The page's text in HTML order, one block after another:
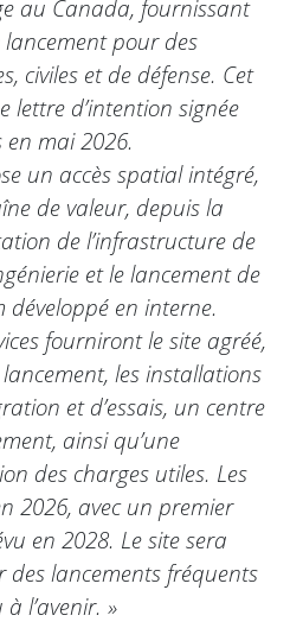
au Canada, fournissant
pour des
civiles et de défense. Cet
lettre d’intention signée
mai 2026.
un accès spatial intégré,
de valeur, depuis la
de l’infrastructure de
et le lancement de
en interne.
fourniront le site agréé,
les installations
et d’essais, un centre
ainsi qu’une
des charges utiles. Les
2026, avec un premier
en 2028. Le site sera
lancements fréquents
l’avenir. »